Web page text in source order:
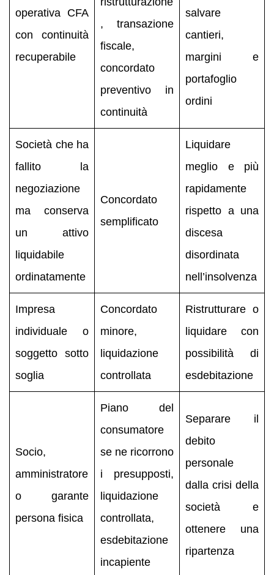
operativa CFA
con continuità
recuperabile
, transazione
fiscale,
concordato
preventivo in
continuità
salvare
cantieri,
margini e
portafoglio
ordini
Società che ha
fallito la
negoziazione
ma conserva
un attivo
liquidabile
ordinatamente
Concordato
semplificato
Liquidare
meglio e più
rapidamente
rispetto a una
discesa
disordinata
nell’insolvenza
Impresa
individuale o
soggetto sotto
soglia
Concordato
minore,
liquidazione
controllata
Ristrutturare o
liquidare con
possibilità di
esdebitazione
Socio,
amministratore
o garante
persona fisica
Piano del
consumatore
se ne ricorrono
i presupposti,
liquidazione
controllata,
esdebitazione
incapiente
Separare il
debito
personale
dalla crisi della
società e
ottenere una
ripartenza